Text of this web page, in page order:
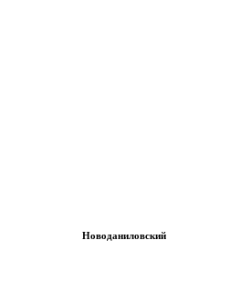
Новоданиловский